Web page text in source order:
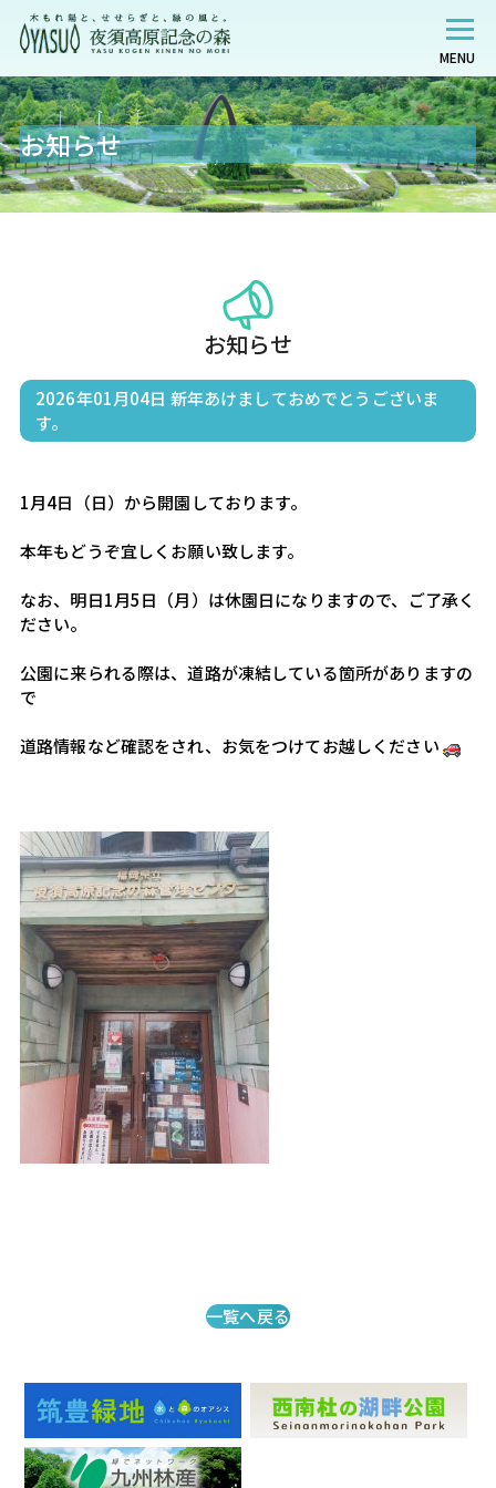
MENU
お知らせ
お知らせ
2026年01月04日 新年あけましておめでとうございま
す。
1月4日（日）から開園しております。
本年もどうぞ宜しくお願い致します。
なお、明日1月5日（月）は休園日になりますので、ご了承く
ださい。
公園に来られる際は、道路が凍結している箇所がありますの
で
道路情報など確認をされ、お気をつけてお越しください
一覧へ戻る